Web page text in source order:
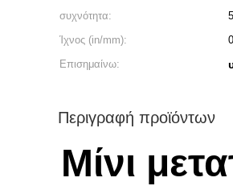
συχνότητα:
Ίχνος (in/mm):
Επισημαίνω:
Περιγραφή προϊόντων
Μίνι